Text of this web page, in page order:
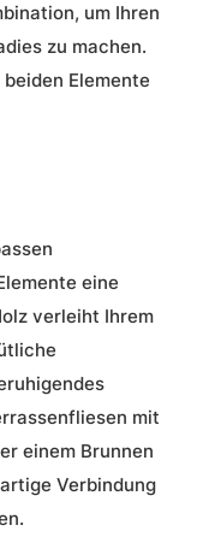
um Ihren
zu machen.
Elemente
eine
verleiht Ihrem
mit
einem Brunnen
Verbindung